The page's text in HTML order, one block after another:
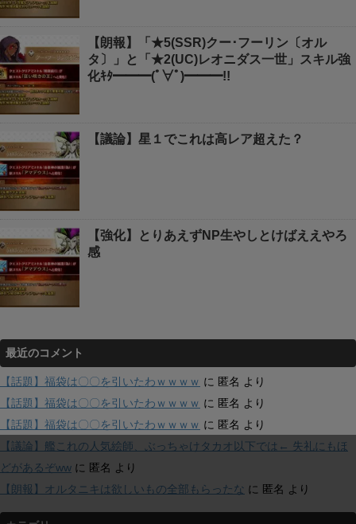
【朗報】「★5(SSR)クー･フーリン〔オル
タ〕」と「★2(UC)レオニダス一世」スキル強
化ｷﾀ━━━(ﾟ∀ﾟ)━━━!!
【議論】星１でこれは高レア超えた？
【強化】とりあえずNP生やしとけばええやろ
感
最近のコメント
【話題】福袋は〇〇を引いたわｗｗｗｗ に 匿名 より
【話題】福袋は〇〇を引いたわｗｗｗｗ に 匿名 より
【話題】福袋は〇〇を引いたわｗｗｗｗ に 匿名 より
【議論】艦これの人気絵師、ぶっちゃけタカオ以下では← 失礼にもほ
どがあるぞww に 匿名 より
【朗報】オルタニキは欲しいもの全部もらったな に 匿名 より